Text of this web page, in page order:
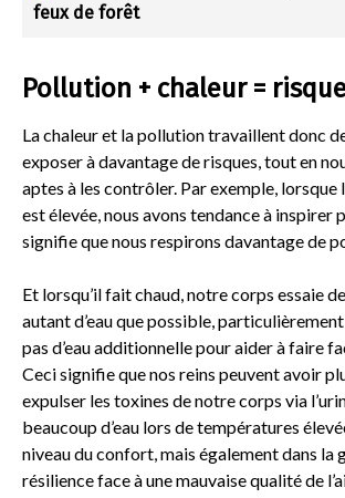
feux de forêt
Pollution + chaleur =
La chaleur et la pollution travaillent donc
exposer à davantage de risques, tout en
aptes à les contrôler. Par exemple,
est élevée, nous avons tendance à inspirer
signifie que nous respirons davantage de
Et lorsqu’il fait chaud, notre corps essaie
autant d’eau que possible, particulièrement
pas d’eau additionnelle pour aider à faire
Ceci signifie que nos reins peuvent avoir
expulser les toxines de notre corps via
beaucoup d’eau lors de températures
niveau du confort, mais également dans la
résilience face à une mauvaise qualité de